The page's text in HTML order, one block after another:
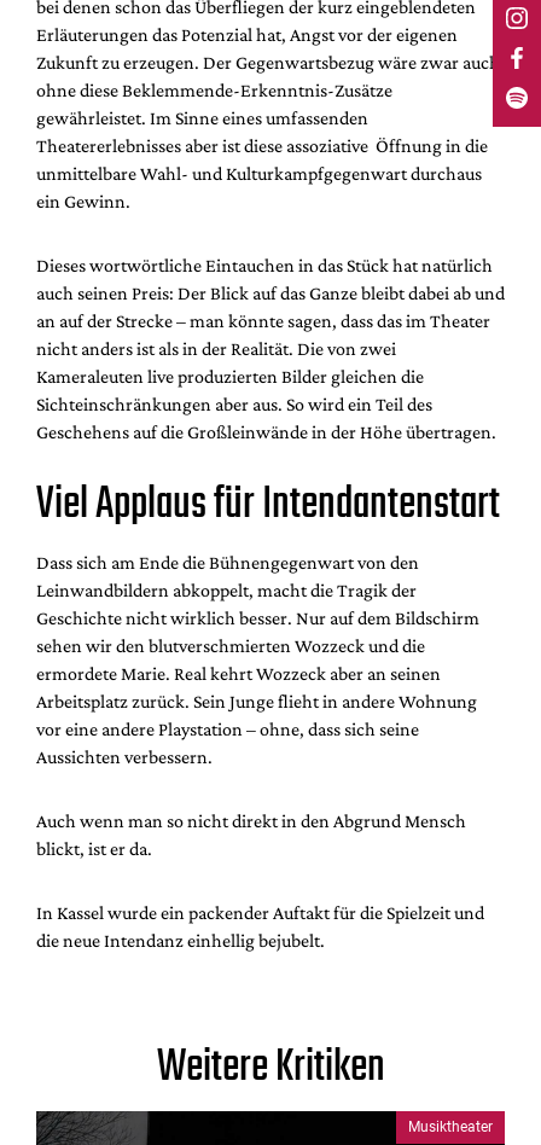
bei denen schon das Überfliegen der kurz eingeblendeten
Erläuterungen das Potenzial hat, Angst vor der eigenen
Zukunft zu erzeugen. Der Gegenwartsbezug wäre zwar auch
ohne diese Beklemmende-Erkenntnis-Zusätze
gewährleistet. Im Sinne eines umfassenden
Theatererlebnisses aber ist diese assoziative Öffnung in die
unmittelbare Wahl- und Kulturkampfgegenwart durchaus
ein Gewinn.
Dieses wortwörtliche Eintauchen in das Stück hat natürlich
auch seinen Preis: Der Blick auf das Ganze bleibt dabei ab und
an auf der Strecke – man könnte sagen, dass das im Theater
nicht anders ist als in der Realität. Die von zwei
Kameraleuten live produzierten Bilder gleichen die
Sichteinschränkungen aber aus. So wird ein Teil des
Geschehens auf die Großleinwände in der Höhe übertragen.
Viel Applaus für Intendantenstart
Dass sich am Ende die Bühnengegenwart von den
Leinwandbildern abkoppelt, macht die Tragik der
Geschichte nicht wirklich besser. Nur auf dem Bildschirm
sehen wir den blutverschmierten Wozzeck und die
ermordete Marie. Real kehrt Wozzeck aber an seinen
Arbeitsplatz zurück. Sein Junge flieht in andere Wohnung
vor eine andere Playstation – ohne, dass sich seine
Aussichten verbessern.
Auch wenn man so nicht direkt in den Abgrund Mensch
blickt, ist er da.
In Kassel wurde ein packender Auftakt für die Spielzeit und
die neue Intendanz einhellig bejubelt.
Weitere Kritiken
Musiktheater